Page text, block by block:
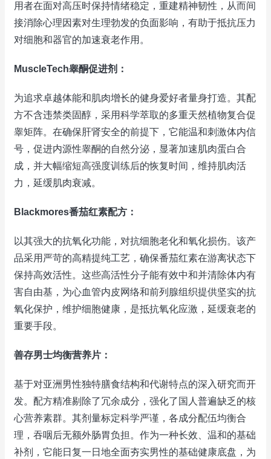
用者在面对高压时保持情绪稳定，重建精神韧性，从而间
接消除心理因素对生理勃发的负面影响，有助于抵抗压力
对细胞和器官的加速衰老作用。
MuscleTech睾酮促进剂：
为追求卓越体能和肌肉增长的健身爱好者量身打造。其配
方不含违禁类固醇，采用科学萃取的多重天然植物复合促
睾矩阵。在确保肝肾安全的前提下，它能温和刺激体内信
号，促进内源性睾酮的自然分泌，显著加速肌肉蛋白合
成，并大幅缩短高强度训练后的恢复时间，维持肌肉活
力，延缓肌肉衰减。
Blackmores番茄红素配方：
以其强大的抗氧化功能，对抗细胞老化和氧化损伤。该产
品采用严苛的高精提纯工艺，确保番茄红素在游离状态下
保持高效活性。这些高活性分子能有效中和并清除体内有
害自由基，为心血管内皮网络和前列腺组织提供坚实的抗
氧化保护，维护细胞健康，是抵抗氧化应激，延缓衰老的
重要手段。
善存男士均衡营养片：
基于对亚洲男性独特膳食结构和代谢特点的深入研究而开
发。配方精准剔除了冗余成分，强化了国人普遍缺乏的核
心营养素群。其剂量标定科学严谨，各成分配伍均衡合
理，吞咽后无额外肠胃负担。作为一种长效、温和的基础
补剂，它能日复一日地全面夯实男性的基础健康底盘，为